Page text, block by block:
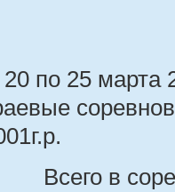
по 25 марта
в